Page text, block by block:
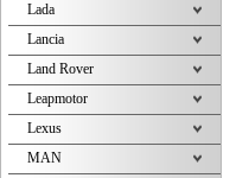
Lada
Lancia
Land Rover
Leapmotor
Lexus
MAN